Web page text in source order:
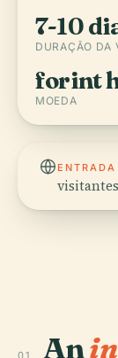
7-10
DURAÇÃO DA
forint
MOEDA
ENTRADA
visitantes
01 An